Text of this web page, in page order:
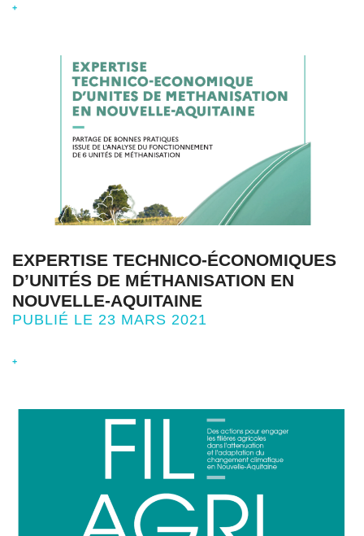
+
EXPERTISE TECHNICO-ÉCONOMIQUES
D’UNITÉS DE MÉTHANISATION EN
NOUVELLE-AQUITAINE
PUBLIÉ LE 23 MARS 2021
+